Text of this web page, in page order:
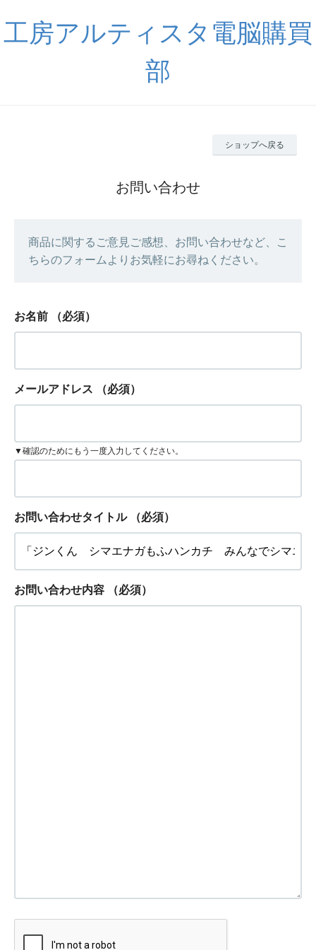
工房アルティスタ電脳購買
部
ショップへ戻る
お問い合わせ
商品に関するご意見ご感想、お問い合わせなど、こ
ちらのフォームよりお気軽にお尋ねください。
お名前 （必須）
メールアドレス （必須）
▼確認のためにもう一度入力してください。
お問い合わせタイトル （必須）
お問い合わせ内容 （必須）